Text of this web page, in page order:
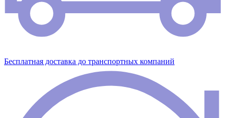
Бесплатная доставка до транспортных компаний